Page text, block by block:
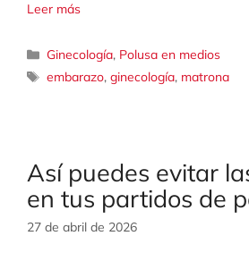
Leer más
Categorías
Ginecología, Polusa en medios
Etiquetas
embarazo,ginecología, matrona
Así puedes evitar
en tus partidos de
27 de abril de 2026